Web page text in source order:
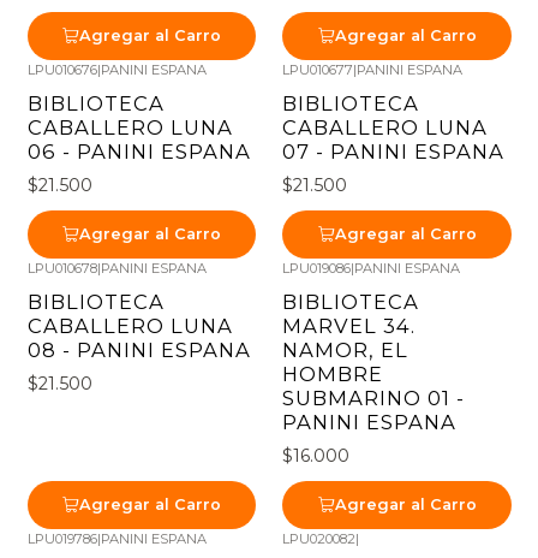
Agregar al Carro Agregar al Carro
LPU010676|PANINI ESPANA
BIBLIOTECA
CABALLERO LUNA
06 - PANINI ESPANA
$21.500
Agregar al Carro
LPU010677|PANINI ESPANA
BIBLIOTECA
CABALLERO LUNA
07 - PANINI ESPANA
$21.500
Agregar al Carro
LPU010678|PANINI ESPANA
BIBLIOTECA
CABALLERO LUNA
08 - PANINI ESPANA
$21.500
Agregar al Carro
LPU019086|PANINI ESPANA
BIBLIOTECA
MARVEL 34.
NAMOR, EL
HOMBRE
SUBMARINO 01 -
PANINI ESPANA
$16.000
Agregar al Carro
LPU019786|PANINI ESPANA LPU020082|